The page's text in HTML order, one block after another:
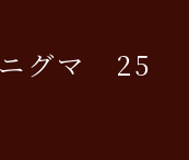
グマ 25